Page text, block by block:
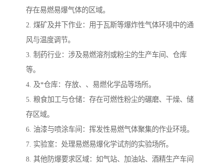
存在易燃易爆气体的区域。
2. 煤矿及井下作业：用于瓦斯等爆炸性气体环境中的通
风与温度调节。
3. 制药行业：涉及易燃溶剂或粉尘的生产车间、仓库
等。
4. 及*仓库：存放、、易燃化学品等场所。
5. 粮食加工与仓储：存在可燃性粉尘的碾磨、干燥、储
存区域。
6. 油漆与喷涂车间：挥发性易燃气体聚集的作业环境。
7. 实验室：处理易燃易爆化学试剂的实验场所。
8. 其他防爆要求区域：如气站、加油站、酒精生产车间